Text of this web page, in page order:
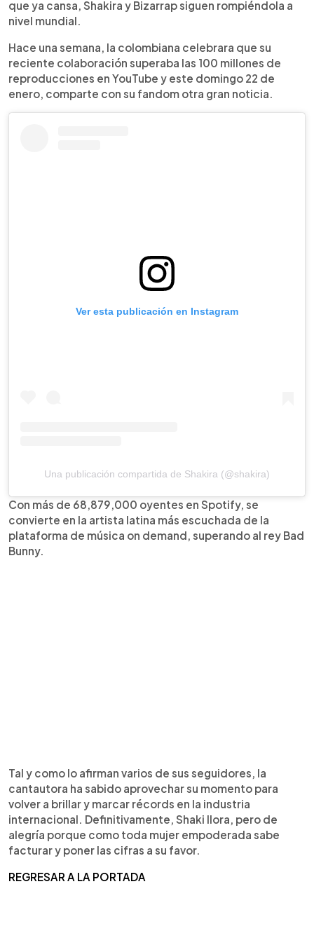
que ya cansa, Shakira y Bizarrap siguen rompiéndola a
nivel mundial.
Hace una semana, la colombiana celebrara que su
reciente colaboración superaba las 100 millones de
reproducciones en YouTube y este domingo 22 de
enero, comparte con su fandom otra gran noticia.
Ver esta publicación en Instagram
Una publicación compartida de Shakira (@shakira)
Con más de 68,879,000 oyentes en Spotify, se
convierte en la artista latina más escuchada de la
plataforma de música on demand, superando al rey Bad
Bunny.
Tal y como lo afirman varios de sus seguidores, la
cantautora ha sabido aprovechar su momento para
volver a brillar y marcar récords en la industria
internacional. Definitivamente, Shaki llora, pero de
alegría porque como toda mujer empoderada sabe
facturar y poner las cifras a su favor.
REGRESAR A LA PORTADA